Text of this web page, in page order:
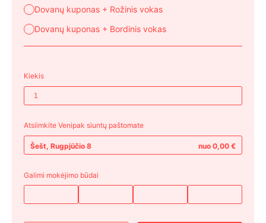
Dovanų kuponas + Rožinis vokas
Dovanų kuponas + Bordinis vokas
Kiekis
Atsiimkite Venipak siuntų paštomate
Šešt, Rugpjūčio 8 nuo 0,00 €
Galimi mokėjimo būdai